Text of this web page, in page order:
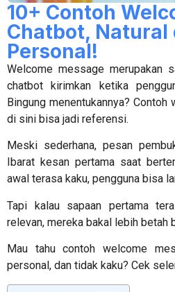
10+ Contoh
Chatbot, Natural
Personal!
Welcome message merupakan
chatbot kirimkan ketika
Bingung menentukannya? Contoh
di sini bisa jadi referensi.
Meski sederhana, pesan
Ibarat kesan pertama saat
awal terasa kaku, pengguna bisa
Tapi kalau sapaan pertama
relevan, mereka bakal lebih betah
Mau tahucontoh welcome
personal, dan tidak kaku? Cek